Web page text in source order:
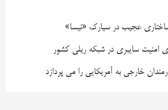
عجیب در سیارک «نیسا»
امنیت سایبری در شبکه ریلی کشور
خارجی به آمریکایی را می پردازد